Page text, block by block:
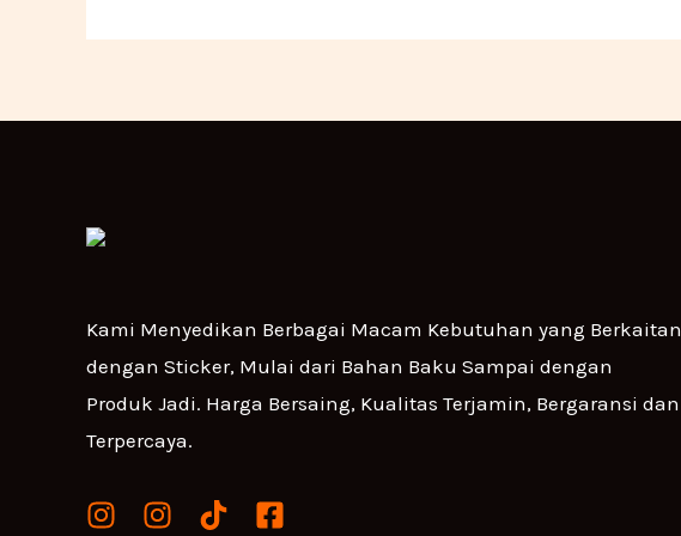
Kami Menyedikan Berbagai Macam Kebutuhan yang Berkaitan
dengan Sticker, Mulai dari Bahan Baku Sampai dengan
Produk Jadi. Harga Bersaing, Kualitas Terjamin, Bergaransi dan
Terpercaya.